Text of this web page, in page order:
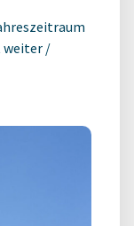
weiter /